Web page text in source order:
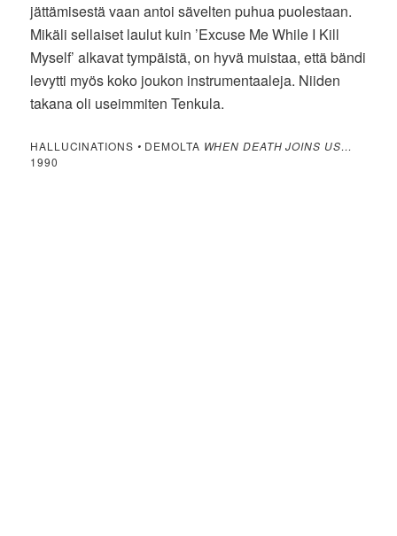
jättämisestä vaan antoi sävelten puhua puolestaan.
Mikäli sellaiset laulut kuin ’Excuse Me While I Kill
Myself’ alkavat tympäistä, on hyvä muistaa, että bändi
levytti myös koko joukon instrumentaaleja. Niiden
takana oli useimmiten Tenkula.
HALLUCINATIONS • DEMOLTA WHEN DEATH JOINS US…
1990